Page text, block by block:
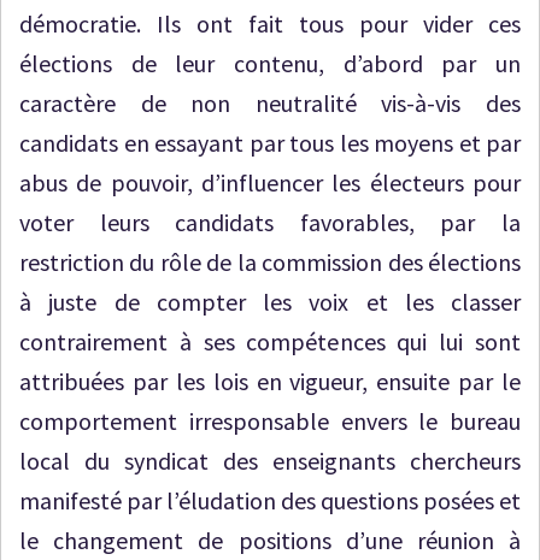
démocratie. Ils ont fait tous pour vider ces
élections de leur contenu, d’abord par un
caractère de non neutralité vis-à-vis des
candidats en essayant par tous les moyens et par
abus de pouvoir, d’influencer les électeurs pour
voter leurs candidats favorables, par la
restriction du rôle de la commission des élections
à juste de compter les voix et les classer
contrairement à ses compétences qui lui sont
attribuées par les lois en vigueur, ensuite par le
comportement irresponsable envers le bureau
local du syndicat des enseignants chercheurs
manifesté par l’éludation des questions posées et
le changement de positions d’une réunion à